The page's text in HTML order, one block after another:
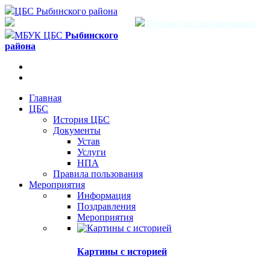
ЦБС Рыбинского района
Версия для слабовидящих
МБУК ЦБС Рыбинского
района
Главная
ЦБС
История ЦБС
Документы
Устав
Услуги
НПА
Правила пользования
Мероприятия
Информация
Поздравления
Мероприятия
Картины с историей